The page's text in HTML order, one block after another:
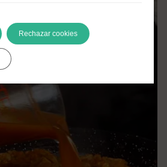
Rechazar cookies